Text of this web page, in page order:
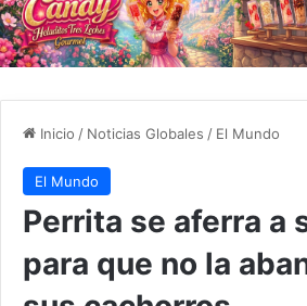
Inicio / Noticias Globales / El Mundo
El Mundo
Perrita se aferra a
para que no la